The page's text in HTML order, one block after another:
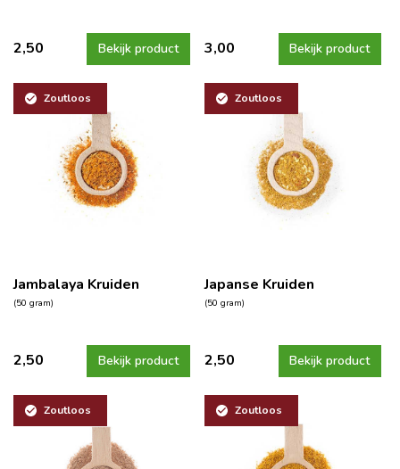
2,50 Bekijk product 3,00 Bekijk product
Zoutloos
Jambalaya Kruiden
(50 gram)
2,50 Bekijk product
Zoutloos
Japanse Kruiden
(50 gram)
2,50 Bekijk product
Zoutloos Zoutloos